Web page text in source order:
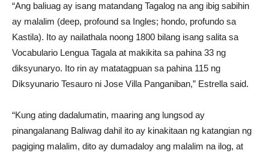
“Ang baliuag ay isang matandang Tagalog na ang ibig sabihin
ay malalim (deep, profound sa Ingles; hondo, profundo sa
Kastila). Ito ay nailathala noong 1800 bilang isang salita sa
Vocabulario Lengua Tagala at makikita sa pahina 33 ng
diksyunaryo. Ito rin ay matatagpuan sa pahina 115 ng
Diksyunario Tesauro ni Jose Villa Panganiban,” Estrella said.
“Kung ating dadalumatin, maaring ang lungsod ay
pinangalanang Baliwag dahil ito ay kinakitaan ng katangian ng
pagiging malalim, dito ay dumadaloy ang malalim na ilog, at